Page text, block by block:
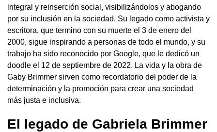
integral y reinserción social, visibilizándolos y abogando
por su inclusión en la sociedad. Su legado como activista y
escritora, que termino con su muerte el 3 de enero del
2000, sigue inspirando a personas de todo el mundo, y su
trabajo ha sido reconocido por Google, que le dedicó un
doodle el 12 de septiembre de 2022. La vida y la obra de
Gaby Brimmer sirven como recordatorio del poder de la
determinación y la promoción para crear una sociedad
más justa e inclusiva.
El legado de Gabriela Brimmer